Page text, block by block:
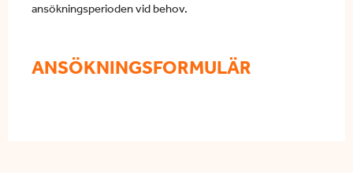
ansökningsperioden vid behov.
ANSÖKNINGSFORMULÄR